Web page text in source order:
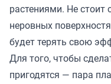
растениями. Не стоит
неровных
будет терять свою
Для того, чтобы
пригодятся — пара